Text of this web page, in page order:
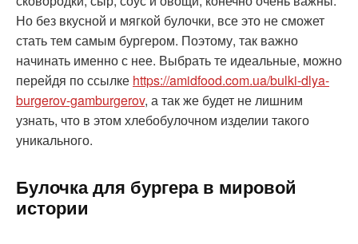
Но без вкусной и мягкой булочки, все это не сможет
стать тем самым бургером. Поэтому, так важно
начинать именно с нее. Выбрать те идеальные, можно
перейдя по ссылке https://amidfood.com.ua/bulki-dlya-
burgerov-gamburgerov, а так же будет не лишним
узнать, что в этом хлебобулочном изделии такого
уникального.
Булочка для бургера в мировой
истории